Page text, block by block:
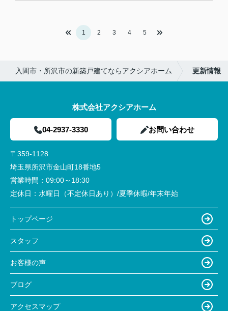
1 2 3 4 5
入間市・所沢市の新築戸建てならアクシアホーム 更新情報
株式会社アクシアホーム
04-2937-3330 お問い合わせ
〒359-1128
埼玉県所沢市金山町18番地5
営業時間： 09:00～18:30
定休日： 水曜日（不定休日あり）/夏季休暇/年末年始
トップページ
スタッフ
お客様の声
ブログ
アクセスマップ